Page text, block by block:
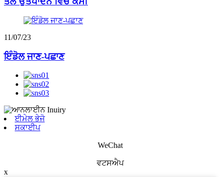
11/07/23
ਇੰਡੋਲ ਜਾਣ-ਪਛਾਣ
ਈਮੇਲ ਭੇਜੋ
ਸਕਾਈਪ
WeChat
ਵਟਸਐਪ
x